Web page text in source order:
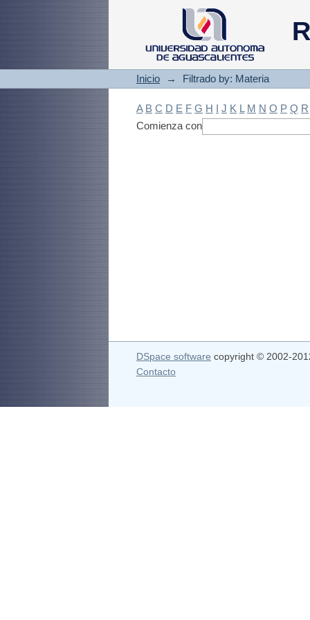
Filtrado by:
Inicio → Filtrado by: Materia
A B C D E F G H I J K L M N O P Q R
Comienza con
DSpace software copyright © 2002-
Contacto